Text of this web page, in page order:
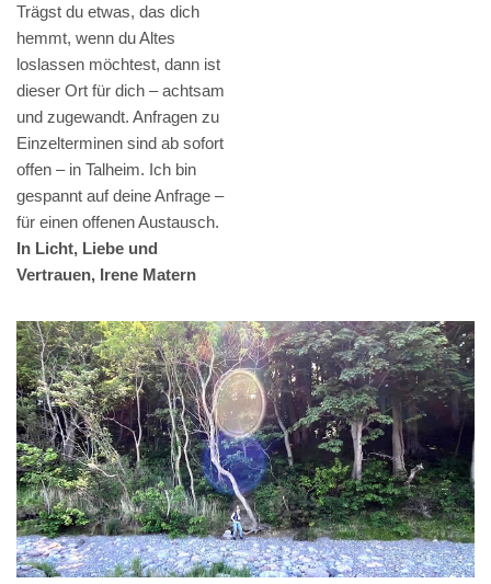
Trägst du etwas, das dich
hemmt, wenn du Altes
loslassen möchtest, dann ist
dieser Ort für dich – achtsam
und zugewandt. Anfragen zu
Einzelterminen sind ab sofort
offen – in Talheim. Ich bin
gespannt auf deine Anfrage –
für einen offenen Austausch.
In Licht, Liebe und
Vertrauen, Irene Matern